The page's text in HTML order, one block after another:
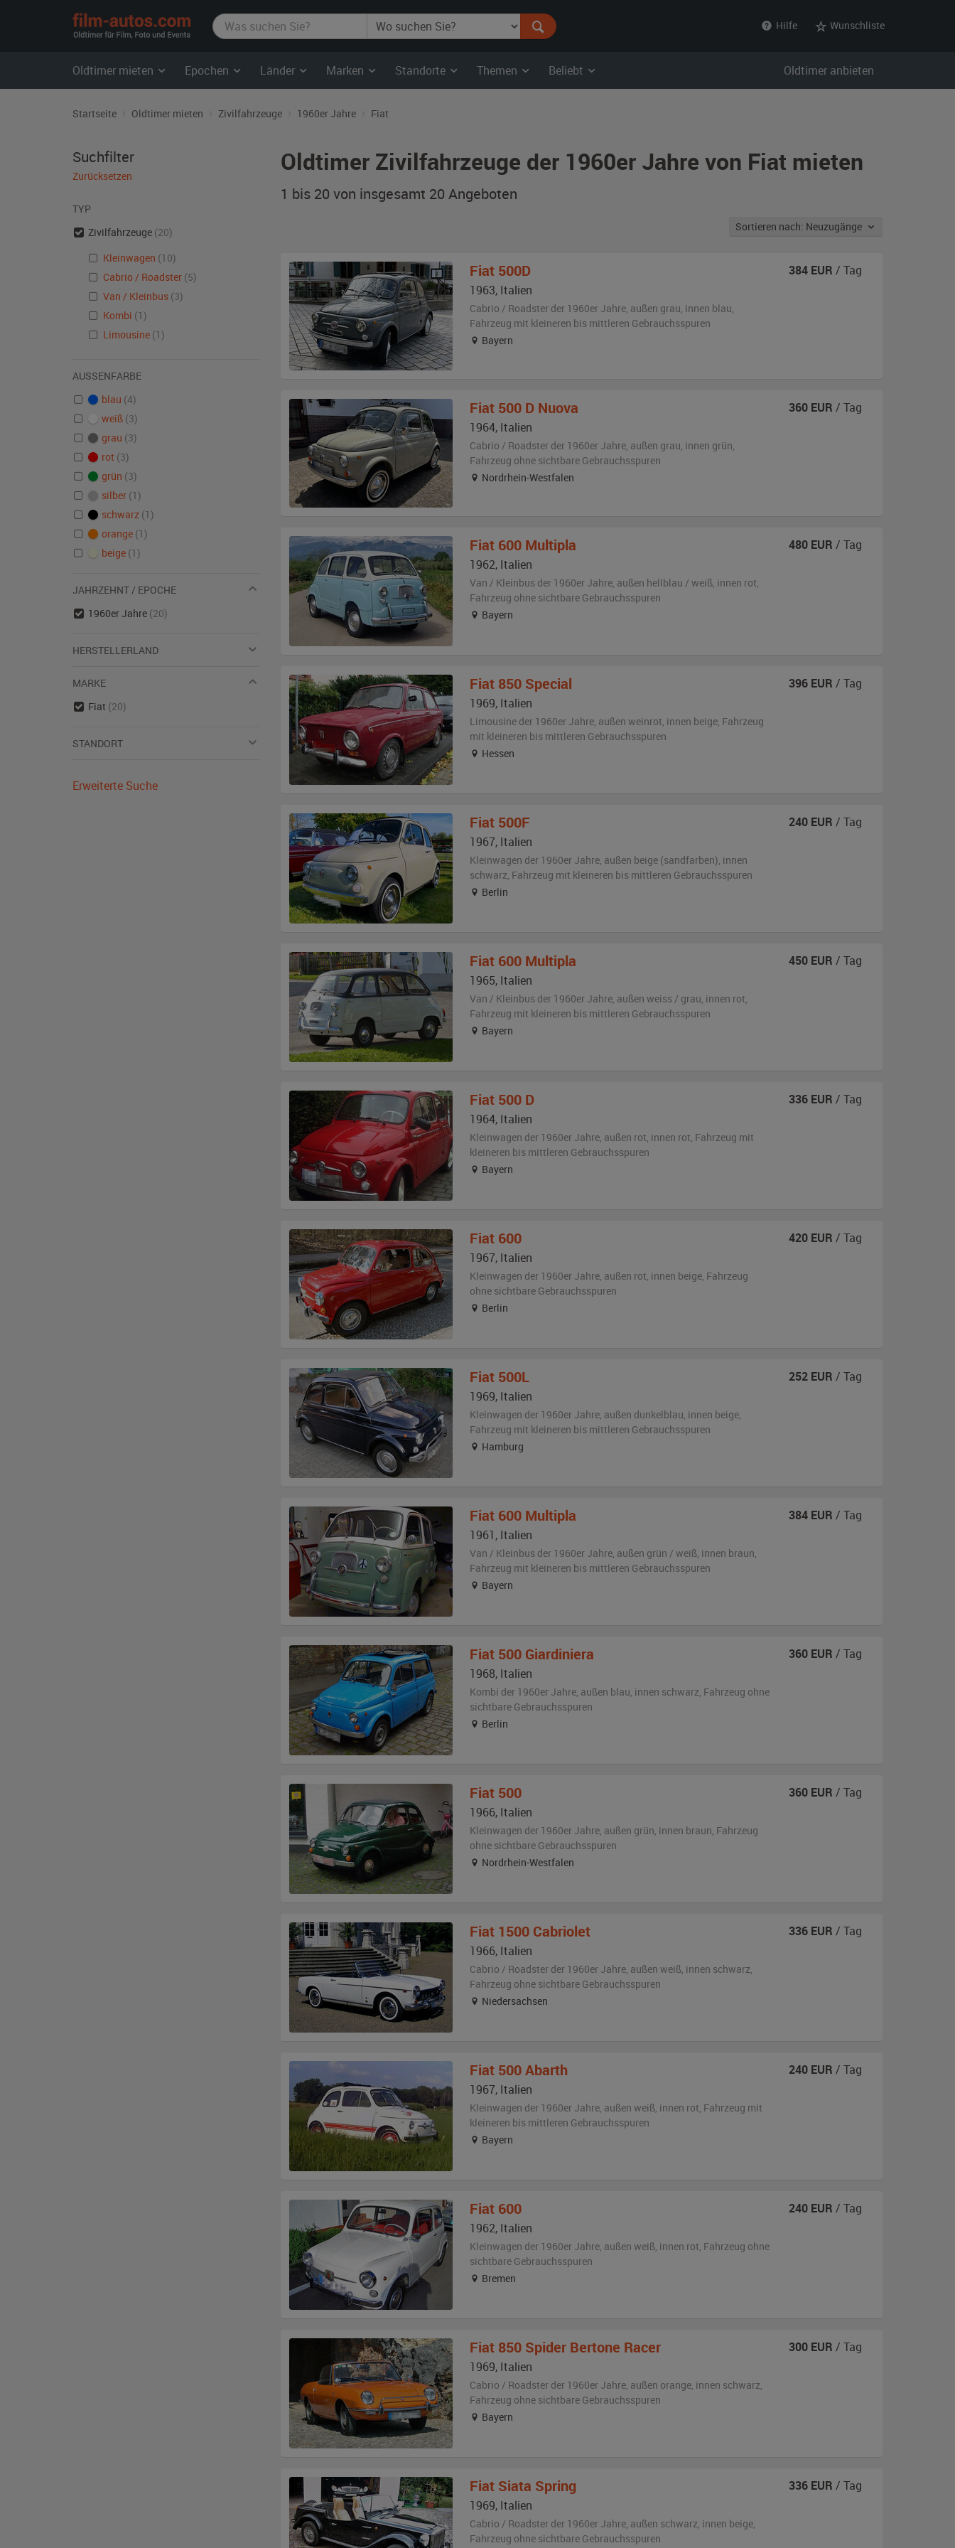
film-
autos.com
Hilfe Wunschliste
Oldtimer mieten Epochen Länder Marken Standorte Themen Beliebt Oldtimer anbieten
Startseite Oldtimer mieten Zivilfahrzeuge 1960er Jahre Fiat
Oldtimer Zivilfahrzeuge der 1960er Jahre von Fiat mieten
1 bis 20 von insgesamt 20 Angeboten
Sortieren nach: Neuzugänge
Fiat 500D
1963, Italien
Cabrio / Roadster der 1960er Jahre, außen grau, innen blau,
Fahrzeug mit kleineren bis mittleren Gebrauchsspuren
Bayern
384 EUR / Tag
Fiat 500 D Nuova
1964, Italien
Cabrio / Roadster der 1960er Jahre, außen grau, innen grün,
Fahrzeug ohne sichtbare Gebrauchsspuren
Nordrhein-Westfalen
360 EUR / Tag
Fiat 600 Multipla
1962, Italien
Van / Kleinbus der 1960er Jahre, außen hellblau / weiß, innen rot,
Fahrzeug ohne sichtbare Gebrauchsspuren
Bayern
480 EUR / Tag
Fiat 850 Special
1969, Italien
Limousine der 1960er Jahre, außen weinrot, innen beige, Fahrzeug
mit kleineren bis mittleren Gebrauchsspuren
Hessen
396 EUR / Tag
Fiat 500F
1967, Italien
Kleinwagen der 1960er Jahre, außen beige (sandfarben), innen
schwarz, Fahrzeug mit kleineren bis mittleren Gebrauchsspuren
Berlin
240 EUR / Tag
Fiat 600 Multipla
1965, Italien
Van / Kleinbus der 1960er Jahre, außen weiss / grau, innen rot,
Fahrzeug mit kleineren bis mittleren Gebrauchsspuren
Bayern
450 EUR / Tag
Fiat 500 D
1964, Italien
Kleinwagen der 1960er Jahre, außen rot, innen rot, Fahrzeug mit
kleineren bis mittleren Gebrauchsspuren
Bayern
336 EUR / Tag
Fiat 600
1967, Italien
Kleinwagen der 1960er Jahre, außen rot, innen beige, Fahrzeug
ohne sichtbare Gebrauchsspuren
Berlin
420 EUR / Tag
Fiat 500L
1969, Italien
Kleinwagen der 1960er Jahre, außen dunkelblau, innen beige,
Fahrzeug mit kleineren bis mittleren Gebrauchsspuren
Hamburg
252 EUR / Tag
Fiat 600 Multipla
1961, Italien
Van / Kleinbus der 1960er Jahre, außen grün / weiß, innen braun,
Fahrzeug mit kleineren bis mittleren Gebrauchsspuren
Bayern
384 EUR / Tag
Fiat 500 Giardiniera
1968, Italien
Kombi der 1960er Jahre, außen blau, innen schwarz, Fahrzeug ohne
sichtbare Gebrauchsspuren
Berlin
360 EUR / Tag
Fiat 500
1966, Italien
Kleinwagen der 1960er Jahre, außen grün, innen braun, Fahrzeug
ohne sichtbare Gebrauchsspuren
Nordrhein-Westfalen
360 EUR / Tag
Fiat 1500 Cabriolet
1966, Italien
Cabrio / Roadster der 1960er Jahre, außen weiß, innen schwarz,
Fahrzeug ohne sichtbare Gebrauchsspuren
Niedersachsen
336 EUR / Tag
Fiat 500 Abarth
1967, Italien
Kleinwagen der 1960er Jahre, außen weiß, innen rot, Fahrzeug mit
kleineren bis mittleren Gebrauchsspuren
Bayern
240 EUR / Tag
Fiat 600
1962, Italien
Kleinwagen der 1960er Jahre, außen weiß, innen rot, Fahrzeug ohne
sichtbare Gebrauchsspuren
Bremen
240 EUR / Tag
Fiat 850 Spider Bertone Racer
1969, Italien
Cabrio / Roadster der 1960er Jahre, außen orange, innen schwarz,
Fahrzeug ohne sichtbare Gebrauchsspuren
Bayern
300 EUR / Tag
Fiat Siata Spring
1969, Italien
Cabrio / Roadster der 1960er Jahre, außen schwarz, innen beige,
Fahrzeug ohne sichtbare Gebrauchsspuren
336 EUR / Tag
Suchfilter
Zurücksetzen
TYP
Zivilfahrzeuge (20)
Kleinwagen (10)
Cabrio / Roadster (5)
Van / Kleinbus (3)
Kombi (1)
Limousine (1)
AUSSENFARBE
blau (4)
weiß (3)
grau (3)
rot (3)
grün (3)
silber (1)
schwarz (1)
orange (1)
beige (1)
JAHRZEHNT / EPOCHE
1960er Jahre (20)
HERSTELLERLAND
MARKE
Fiat (20)
STANDORT
Erweiterte Suche